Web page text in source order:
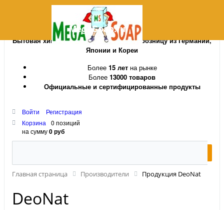
MegaSoap.ru
Бытовая химия и косметика оптом и в розницу из Германии,
Японии и Кореи
Более 15 летна рынке
Более 13000 товаров
Официальные и сертифицированные продукты
Войти
Регистрация
Корзина
0 позиций
на сумму0 руб
Главная страница Производители Продукция DeoNat
DeoNat